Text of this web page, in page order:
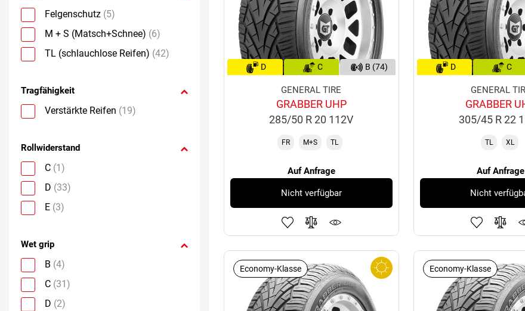
Felgenschutz (5)
M + S (Matsch+Schnee) (6)
TL (schlauchlose Reifen) (42)
Tragfähigkeit
Verstärkte Reifen (19)
Rollwiderstand
C (1)
D (33)
E (3)
Wet grip
B (4)
C (31)
D (2)
D C B (74)
GENERAL TIRE
GRABBER UHP
285/50 R 20 112V
FR M+S TL
Auf Anfrage
Nicht verfügbar
D C
GENERAL
GRABBER
305/45 R 22
TL XL
Auf Anfrage
Nicht
Economy-Klasse Economy-Klasse